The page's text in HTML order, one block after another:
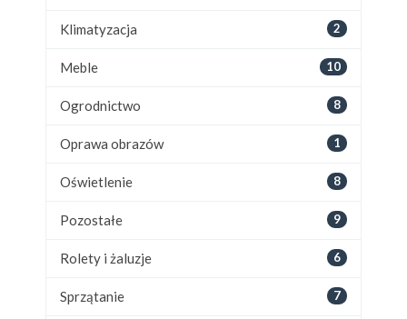
2
Klimatyzacja
10
Meble
8
Ogrodnictwo
1
Oprawa obrazów
8
Oświetlenie
9
Pozostałe
6
Rolety i żaluzje
7
Sprzątanie